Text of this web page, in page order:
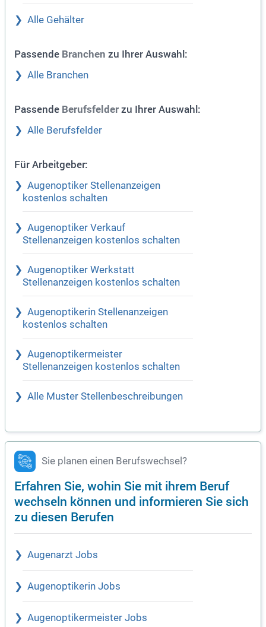
Alle Gehälter
Passende Branchen zu Ihrer Auswahl:
Alle Branchen
Passende Berufsfelder zu Ihrer Auswahl:
Alle Berufsfelder
Für Arbeitgeber:
Augenoptiker Stellenanzeigen
kostenlos schalten
Augenoptiker Verkauf
Stellenanzeigen kostenlos schalten
Augenoptiker Werkstatt
Stellenanzeigen kostenlos schalten
Augenoptikerin Stellenanzeigen
kostenlos schalten
Augenoptikermeister
Stellenanzeigen kostenlos schalten
Alle Muster Stellenbeschreibungen
Sie planen einen Berufswechsel?
Erfahren Sie, wohin Sie mit ihrem Beruf
wechseln können und informieren Sie sich
zu diesen Berufen
Augenarzt Jobs
Augenoptikerin Jobs
Augenoptikermeister Jobs